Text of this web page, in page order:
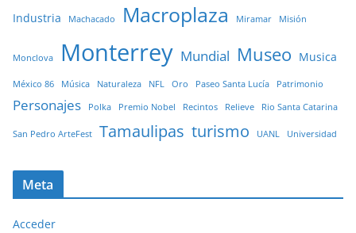
Industria Machacado Macroplaza Miramar Misión
Monclova Monterrey Mundial Museo Musica
México 86 Música Naturaleza NFL Oro Paseo Santa Lucía Patrimonio
Personajes Polka Premio Nobel Recintos Relieve Rio Santa Catarina
San Pedro ArteFest Tamaulipas turismo UANL Universidad
Meta
Acceder